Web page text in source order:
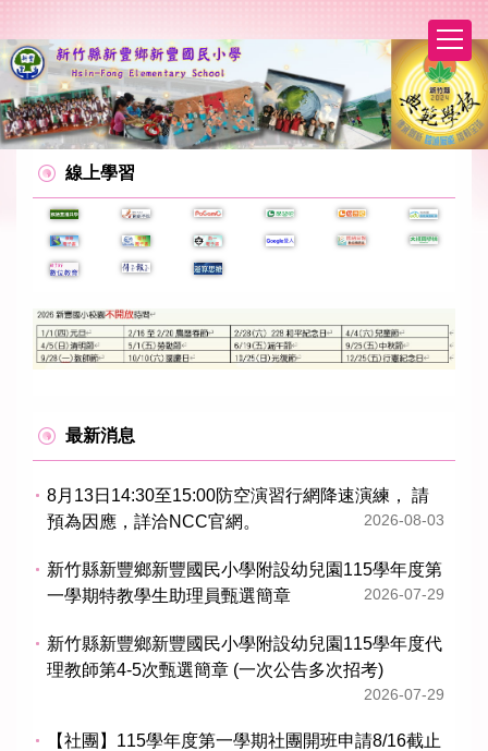
到
主
要
內
容
區
線上學習
最新消息
8月13日14:30至15:00防空演習行網降速演練， 請
預為因應，詳洽NCC官網。
2026-08-03
新竹縣新豐鄉新豐國民小學附設幼兒園115學年度第
一學期特教學生助理員甄選簡章
2026-07-29
新竹縣新豐鄉新豐國民小學附設幼兒園115學年度代
理教師第4-5次甄選簡章 (一次公告多次招考)
2026-07-29
【社團】115學年度第一學期社團開班申請8/16截止